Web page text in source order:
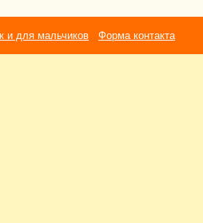
и для мальчиков Форма контакта